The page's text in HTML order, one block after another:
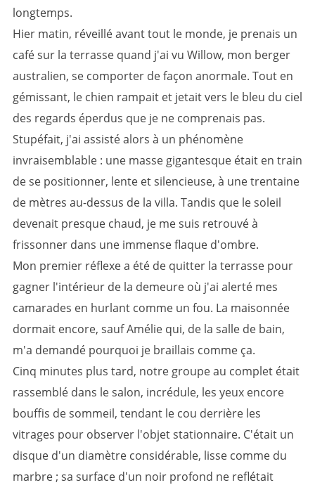
longtemps.
Hier matin, réveillé avant tout le monde, je prenais un
café sur la terrasse quand j'ai vu Willow, mon berger
australien, se comporter de façon anormale. Tout en
gémissant, le chien rampait et jetait vers le bleu du ciel
des regards éperdus que je ne comprenais pas.
Stupéfait, j'ai assisté alors à un phénomène
invraisemblable : une masse gigantesque était en train
de se positionner, lente et silencieuse, à une trentaine
de mètres au-dessus de la villa. Tandis que le soleil
devenait presque chaud, je me suis retrouvé à
frissonner dans une immense flaque d'ombre.
Mon premier réflexe a été de quitter la terrasse pour
gagner l'intérieur de la demeure où j'ai alerté mes
camarades en hurlant comme un fou. La maisonnée
dormait encore, sauf Amélie qui, de la salle de bain,
m'a demandé pourquoi je braillais comme ça.
Cinq minutes plus tard, notre groupe au complet était
rassemblé dans le salon, incrédule, les yeux encore
bouffis de sommeil, tendant le cou derrière les
vitrages pour observer l'objet stationnaire. C'était un
disque d'un diamètre considérable, lisse comme du
marbre ; sa surface d'un noir profond ne reflétait